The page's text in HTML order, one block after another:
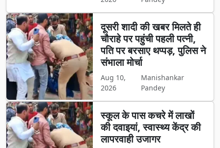
दूसरी शादी की खबर मिलते ही
चौराहे पर पहुंची पहली पत्नी,
पति पर बरसाए थप्पड़, पुलिस ने
संभाला मोर्चा
Aug 10,
2026
Manishankar
Pandey
स्कूल के पास कचरे में लाखों
की दवाइयां, स्वास्थ्य केंद्र की
लापरवाही उजागर